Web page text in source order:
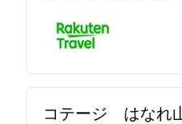
コテージ はなれ